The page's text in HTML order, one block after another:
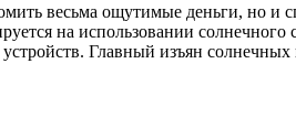
весьма ощутимые деньги, но и
на использовании
Главный изъян